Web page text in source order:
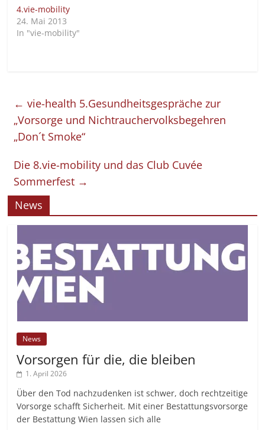
4.vie-mobility
24. Mai 2013
In "vie-mobility"
← vie-health 5.Gesundheitsgespräche zur
„Vorsorge und Nichtrauchervolksbegehren
„Don´t Smoke“
Die 8.vie-mobility und das Club Cuvée
Sommerfest →
News
News
Vorsorgen für die, die bleiben
1. April 2026
Über den Tod nachzudenken ist schwer, doch rechtzeitige
Vorsorge schafft Sicherheit. Mit einer Bestattungsvorsorge
der Bestattung Wien lassen sich alle